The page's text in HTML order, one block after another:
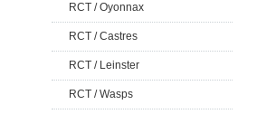
RCT / Oyonnax
RCT / Castres
RCT / Leinster
RCT / Wasps